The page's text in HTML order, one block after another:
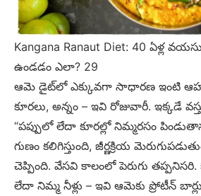
Kangana Ranaut Diet: 40 ఏళ్ల
ఉండడం ఎలా? 29
ఆమె డైట్‌లో ఎక్కువగా సాధారణ ఇంటి
కూరలు, అన్నం – ఇవి రోజువారీ. ఇక్కడే
“పప్పులో లేదా కూరల్లో నిమ్మరసం
గుణం కలిగిస్తుంది, జీర్ణక్రియ
చెప్పింది. వేసవి కాలంలో పెరుగు తప్పనిసరి.
లేదా నిమ్మ నీళ్లు – ఇవి ఆమెకు ప్రోటీన్